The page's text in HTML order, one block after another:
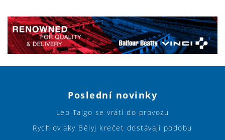
Poslední novinky
Leo Talgo se vrátí do provozu
Rychlovlaky Bělyj krečet dostávají podobu